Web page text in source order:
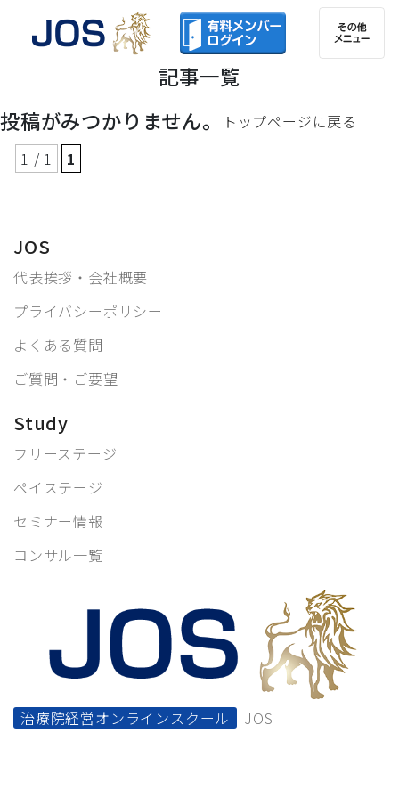
記事一覧
投稿がみつかりません。
トップページに戻る
1 / 1
1
JOS
代表挨拶・会社概要
プライバシーポリシー
よくある質問
ご質問・ご要望
Study
フリーステージ
ペイステージ
セミナー情報
コンサル一覧
治療院経営オンラインスクール JOS